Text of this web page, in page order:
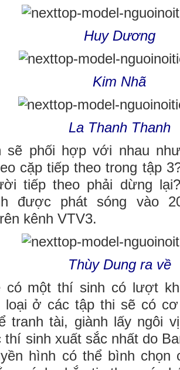
Huy Dương
Kim Nhã
La Thanh Thanh
sẽ phối hợp với nhau
cặp tiếp theo trong tập
tiếp theo phải dừng
được phát sóng vào
kênh VTV3.
Thùy Dung ra về
có một thí sinh có lượt
loại ở các tập thi sẽ có
tranh tài, giành lấy ngôi
thí sinh xuất sắc nhất do
hình có thể bình chọn